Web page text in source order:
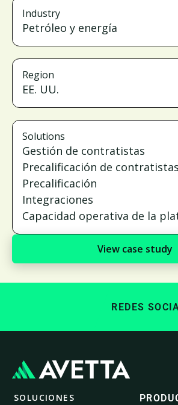
Industry
Petróleo y energía
Region
EE. UU.
Solutions
Gestión de contratistas
Precalificación de contratistas
Precalificación
Integraciones
Capacidad operativa de la
View case study
REDES
SOLUCIONES